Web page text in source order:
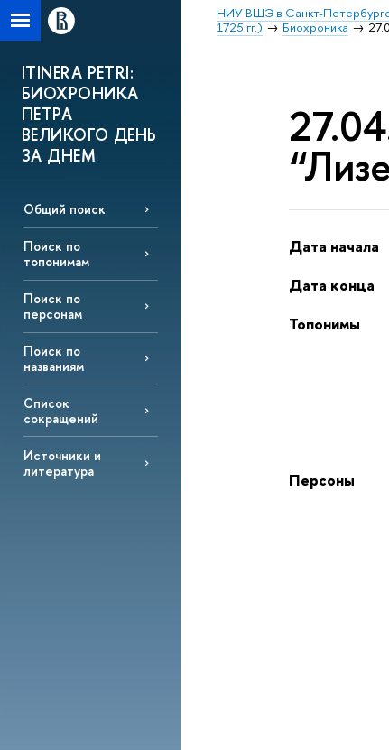
НИУ ВШЭ в Санкт-
1725 гг.)
Биохроника
ITINERA PETRI:
БИОХРОНИКА
ПЕТРА
ВЕЛИКОГО ДЕНЬ
ЗА ДНЕМ
Общий поиск
Поиск по
топонимам
Поиск по
персонам
Поиск по
названиям
Список
сокращений
Источники и
литература
Дата начала
Дата конца
Топонимы
Персоны